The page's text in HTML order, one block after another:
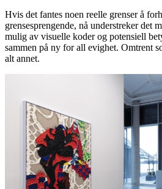
Hvis det fantes noen reelle grenser å
grensesprengende, nå understreker det
mulig av visuelle koder og potensiell
sammen på ny for all evighet. Omtrent
alt annet.